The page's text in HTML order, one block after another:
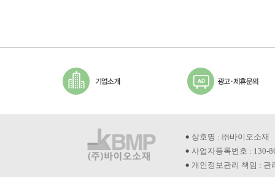
상호명 : ㈜바이오소재
사업자등록번호 : 130-
개인정보관리 책임 : 관